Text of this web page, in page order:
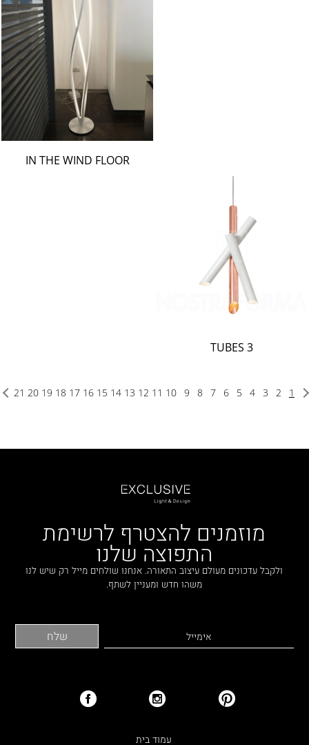
IN THE WIND FLOOR
TUBES 3
1
2
3
4
5
6
7
8
9
10
11
12
13
14
15
16
17
18
19
20
21
מוזמנים להצטרף לרשימת
התפוצה שלנו
ולקבל עדכונים מעולם עיצוב התאורה. אנחנו שולחים מייל רק שיש לנו
משהו חדש ומעניין לשתף.
עמוד בית